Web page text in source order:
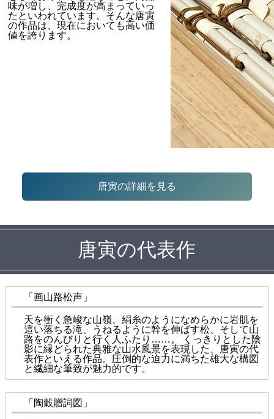
味が増し、完成度が高まっていっ
たといわれています。そんな唐寅
の作品は、現在においても高い価
値を誇ります。
唐寅の詳細を見る
唐寅の代表作
「画山路松声」
天を衝く急峻な山嶺、絹糸のようになめらかに岩肌を
這い落ちる滝、うねるように幹を伸ばす松、そして山
路をのんびりと行く人ふたり……。 くっきりとした陰
影に縁どられた典雅な山水風景を表現した、唐寅の代
表作といえる作品。圧倒的な迫力に満ちた雄大な構図
と繊細な筆致が魅力的です。
「陶穀贈詞図」